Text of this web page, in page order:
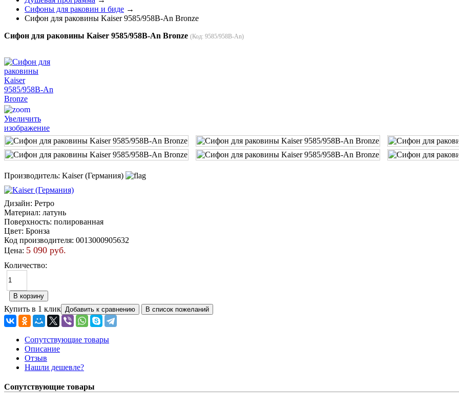
Сифоны для раковин и биде →
Сифон для раковины Kaiser 9585/958B-An Bronze
Сифон для раковины Kaiser 9585/958B-An Bronze (Код: 9585/958B-An)
Увеличить
изображение
Производитель: Kaiser (Германия)
Дизайн: Ретро
Материал: латунь
Поверхность: полированная
Цвет: Бронза
Код производителя: 0013000905632
Цена: 5 090 руб.
Количество:
Купить в 1 клик
Сопутствующие товары
Описание
Отзыв
Нашли дешевле?
Сопутствующие товары